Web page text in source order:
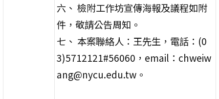
六、 檢附工作坊宣傳海報及議程如附
件，敬請公告周知。
七、 本案聯絡人：王先生，電話：(0
3)5712121#56060，email：chweiw
ang@nycu.edu.tw。